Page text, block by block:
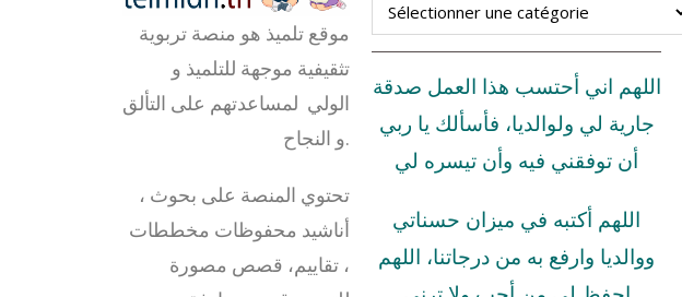
موقع تلميذ هو منصة تربوية
تثقيفية موجهة للتلميذ و
الولي لمساعدتهم على التألق
و النجاح.
تحتوي المنصة على بحوث ،
أناشيد محفوظات مخططات
، تقاييم، قصص مصورة
اللهم اني أحتسب هذا العمل صدقة
جارية لي ولوالديا، فأسألك يا ربي
أن توفقني فيه وأن تيسره لي
اللهم أكتبه في ميزان حسناتي
ووالديا وارفع به من درجاتنا، اللهم